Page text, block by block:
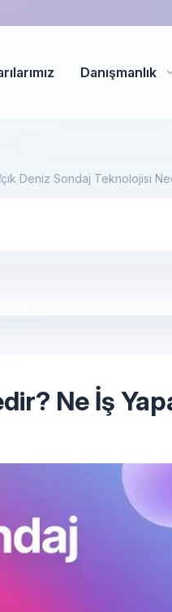
Danışmanlık
Deniz Sondaj Teknolojisi
Ne İş